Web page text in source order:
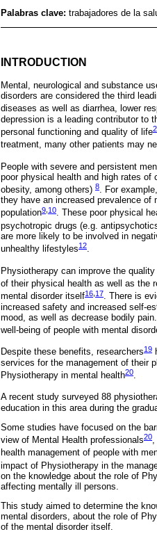
Palabras clave: trabajadores de la
INTRODUCTION
Mental, neurological and substance
disorders are considered the third
diseases as well as diarrhea, lower
depression is a leading contributor to
personal functioning and quality of life2
treatment, many other patients may
People with severe and persistent
poor physical health and high rates of
obesity, among others) 8. For
they have an increased prevalence of
population9 10. These poor physical
psychotropic drugs (e.g.
are more likely to be involved in
unhealthy lifestyles12.
Physiotherapy can improve the
of their physical health as well as the
mental disorder itself16,17. There is
increased safety and increased self-
mood, as well as decrease bodily
well-being of people with mental
Despite these benefits, researchers19
services for the management of their
Physiotherapy in mental health20.
A recent study surveyed 88
education in this area during the
Some studies have focused on the
view of Mental Health professionals20,
health management of people with
impact of Physiotherapy in the
on the knowledge about the role of
affecting mentally ill persons.
This study aimed to determine the
mental disorders, about the role of
of the mental disorder itself.